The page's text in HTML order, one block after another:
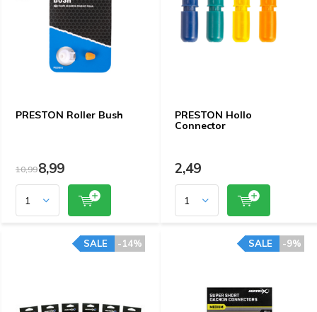
PRESTON Roller Bush
10,998,99
PRESTON Hollo
Connector
2,49
-14%
SALE -9%
SALE